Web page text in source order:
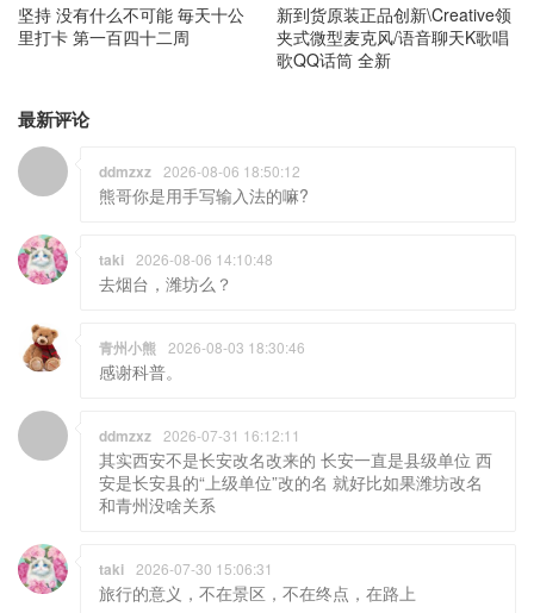
坚持 没有什么不可能 毎天十公
里打卡 第一百四十二周
新到货原装正品创新\Creative领
夹式微型麦克风/语音聊天K歌唱
歌QQ话筒 全新
最新评论
ddmzxz 2026-08-06 18:50:12
熊哥你是用手写输入法的嘛?
taki 2026-08-06 14:10:48
去烟台，潍坊么？
青州小熊 2026-08-03 18:30:46
感谢科普。
ddmzxz 2026-07-31 16:12:11
其实西安不是长安改名改来的 长安一直是县级单位 西
安是长安县的“上级单位”改的名 就好比如果潍坊改名
和青州没啥关系
taki 2026-07-30 15:06:31
旅行的意义，不在景区，不在终点，在路上